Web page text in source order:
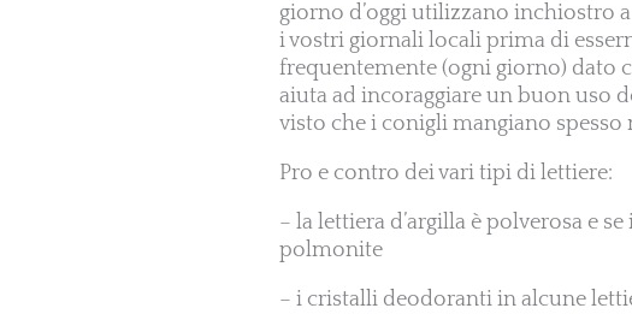
giorno d’oggi utilizzano inchiostro
i vostri giornali locali prima di
frequentemente (ogni giorno) dato
aiuta ad incoraggiare un buon uso
visto che i conigli mangiano
Pro e contro dei vari tipi di lettiere:
– la lettiera d’argilla è polverosa e
polmonite
– i cristalli deodoranti in alcune